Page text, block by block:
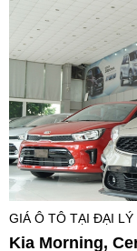
GIÁ Ô TÔ TẠI ĐẠI LÝ
Kia Morning,